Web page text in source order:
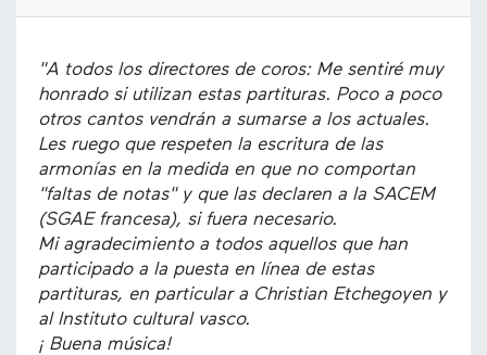
"A todos los directores de coros: Me sentiré muy
honrado si utilizan estas partituras. Poco a poco
otros cantos vendrán a sumarse a los actuales.
Les ruego que respeten la escritura de las
armonías en la medida en que no comportan
"faltas de notas" y que las declaren a la SACEM
(SGAE francesa), si fuera necesario.
Mi agradecimiento a todos aquellos que han
participado a la puesta en línea de estas
partituras, en particular a Christian Etchegoyen y
al Instituto cultural vasco.
¡ Buena música!